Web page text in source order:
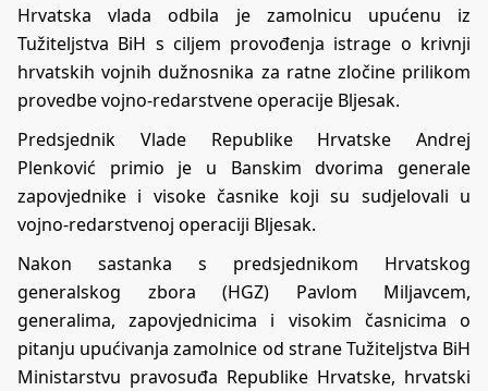
Hrvatska vlada odbila je zamolnicu upućenu iz
Tužiteljstva BiH s ciljem provođenja istrage o krivnji
hrvatskih vojnih dužnosnika za ratne zločine prilikom
provedbe vojno-redarstvene operacije Bljesak.
Predsjednik Vlade Republike Hrvatske Andrej
Plenković primio je u Banskim dvorima generale
zapovjednike i visoke časnike koji su sudjelovali u
vojno-redarstvenoj operaciji Bljesak.
Nakon sastanka s predsjednikom Hrvatskog
generalskog zbora (HGZ) Pavlom Miljavcem,
generalima, zapovjednicima i visokim časnicima o
pitanju upućivanja zamolnice od strane Tužiteljstva BiH
Ministarstvu pravosuđa Republike Hrvatske, hrvatski